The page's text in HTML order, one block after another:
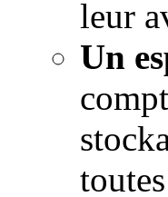
leur
Un